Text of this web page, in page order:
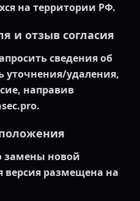
на территории РФ.
и отзыв согласия
сведения об
уточнения/удаления,
направив
замены новой
версия размещена на